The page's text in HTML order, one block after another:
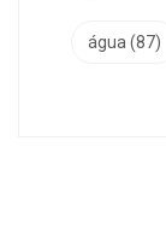
água (87)